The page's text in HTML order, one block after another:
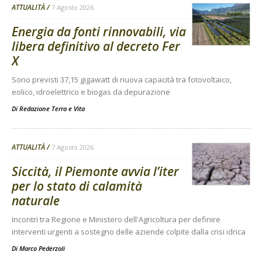
ATTUALITÀ 7 Agosto 2026
Energia da fonti rinnovabili, via
libera definitivo al decreto Fer
X
Sono previsti 37,15 gigawatt di nuova capacità tra fotovoltaico,
eolico, idroelettrico e biogas da depurazione
Di Redazione Terra e Vita
ATTUALITÀ 7 Agosto 2026
Siccità, il Piemonte avvia l’iter
per lo stato di calamità
naturale
Incontri tra Regione e Ministero dell'Agricoltura per definire
interventi urgenti a sostegno delle aziende colpite dalla crisi idrica
Di Marco Pederzoli